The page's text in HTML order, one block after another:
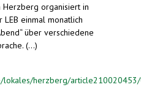
Herzberg organisiert in
einmal monatlich
über verschiedene
(...)
lokales/herzberg/article210020453/